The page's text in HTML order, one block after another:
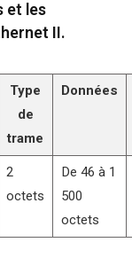
et les
II.
Type
de
trame
Données
2
octets
De 46 à 1
500
octets